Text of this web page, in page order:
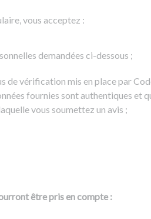
vous acceptez :
demandées ci-dessous ;
de vérification mis en place par
fournies sont authentiques et
vous soumettez un avis ;
être pris en compte :